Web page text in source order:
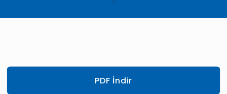
PDF İndir